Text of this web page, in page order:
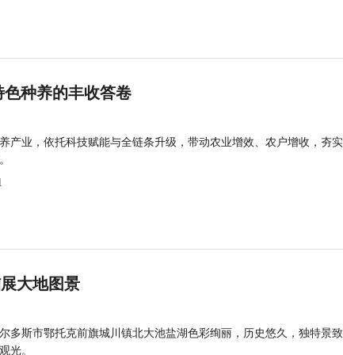
色种养的丰收答卷
产业，依托科技赋能与全链条升级，带动农业增效、农户增收，夯
大地图景
多斯市鄂托克前旗城川镇北大池盐湖色彩绚丽，历史悠久，独特景
光。